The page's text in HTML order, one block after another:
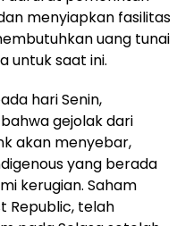
menyiapkan fasilitas
uang tunai
untuk saat ini.
hari Senin,
gejolak dari
akan menyebar,
yang berada
kerugian. Saham
Republic, telah